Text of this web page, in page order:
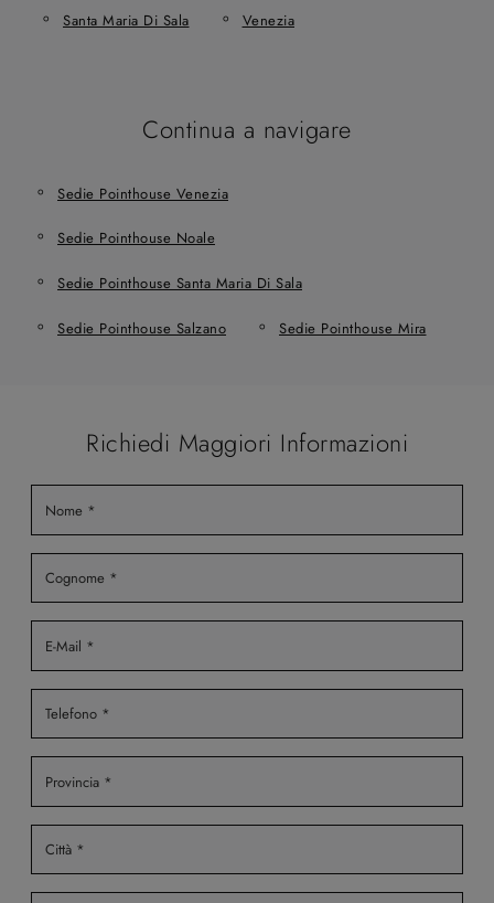
Santa Maria Di Sala Venezia
Continua a navigare
Sedie Pointhouse Venezia
Sedie Pointhouse Noale
Sedie Pointhouse Santa Maria Di Sala
Sedie Pointhouse Salzano Sedie Pointhouse Mira
Richiedi Maggiori Informazioni